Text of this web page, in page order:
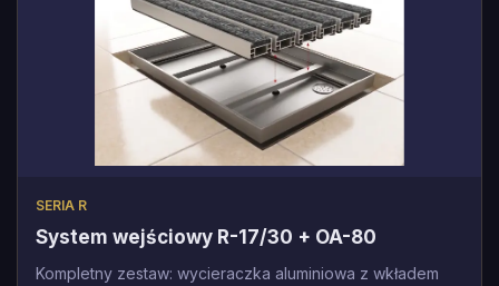
SERIA R
System wejściowy R-17/30 + OA-80
Kompletny zestaw: wycieraczka aluminiowa z wkładem